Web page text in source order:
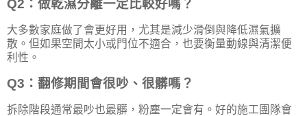
Q2：做乾濕分離一定比較好嗎？
大多數家庭做了會更好用，尤其是減少滑倒與降低濕氣擴
散。但如果空間太小或門位不適合，也要衡量動線與清潔便
利性。
Q3：翻修期間會很吵、很髒嗎？
拆除階段通常最吵也最髒，粉塵一定會有。好的施工團隊會